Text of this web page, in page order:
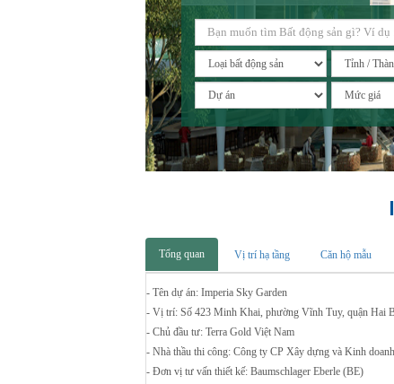
Tổng quan Vị trí hạ tầng Căn hộ mẫu
- Tên dự án: Imperia Sky Garden
- Vị trí: Số 423 Minh Khai, phường Vĩnh Tuy, quận Hai
- Chủ đầu tư: Terra Gold Việt Nam
- Nhà thầu thi công: Công ty CP Xây dựng và Kinh
- Đơn vị tư vấn thiết kế: Baumschlager Eberle (BE)